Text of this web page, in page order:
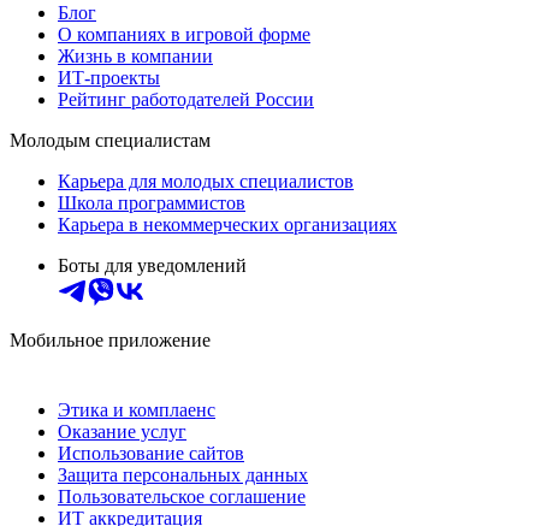
Блог
О компаниях в игровой форме
Жизнь в компании
ИТ-проекты
Рейтинг работодателей России
Молодым специалистам
Карьера для молодых специалистов
Школа программистов
Карьера в некоммерческих организациях
Боты для уведомлений
Мобильное приложение
Этика и комплаенс
Оказание услуг
Использование сайтов
Защита персональных данных
Пользовательское соглашение
ИТ аккредитация